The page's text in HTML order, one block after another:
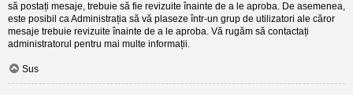
să postați mesaje, trebuie să fie revizuite înainte de a le aproba. De asemenea,
este posibil ca Administrația să vă plaseze într-un grup de utilizatori ale căror
mesaje trebuie revizuite înainte de a le aproba. Vă rugăm să contactați
administratorul pentru mai multe informații.
Sus